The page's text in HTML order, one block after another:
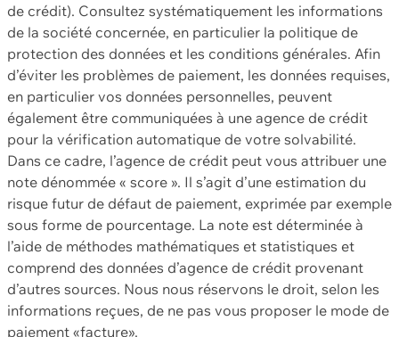
de crédit). Consultez systématiquement les informations
de la société concernée, en particulier la politique de
protection des données et les conditions générales. Afin
d’éviter les problèmes de paiement, les données requises,
en particulier vos données personnelles, peuvent
également être communiquées à une agence de crédit
pour la vérification automatique de votre solvabilité.
Dans ce cadre, l’agence de crédit peut vous attribuer une
note dénommée « score ». Il s’agit d’une estimation du
risque futur de défaut de paiement, exprimée par exemple
sous forme de pourcentage. La note est déterminée à
l’aide de méthodes mathématiques et statistiques et
comprend des données d’agence de crédit provenant
d’autres sources. Nous nous réservons le droit, selon les
informations reçues, de ne pas vous proposer le mode de
paiement «facture».